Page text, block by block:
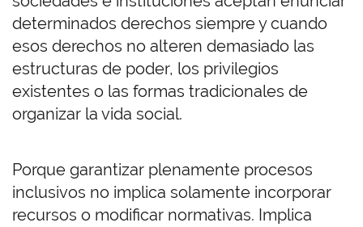
determinados derechos siempre y cuando
esos derechos no alteren demasiado las
estructuras de poder, los privilegios
existentes o las formas tradicionales de
organizar la vida social.
Porque garantizar plenamente procesos
inclusivos no implica solamente incorporar
recursos o modificar normativas. Implica